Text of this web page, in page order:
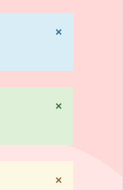
×
×
×